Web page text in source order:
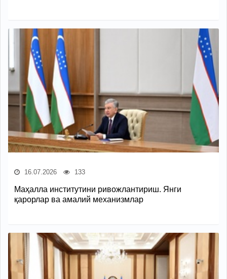
16.07.2026 133
Маҳалла институтини ривожлантириш. Янги
қарорлар ва амалий механизмлар